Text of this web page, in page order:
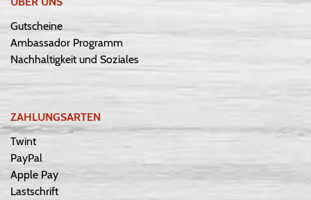
Gutscheine
Ambassador Programm
Nachhaltigkeit und Soziales
ZAHLUNGSARTEN
Twint
PayPal
Apple Pay
Lastschrift